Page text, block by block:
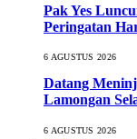
Pak Yes
Peringatan
6 AGUSTUS 2026
Datang
Lamongan
6 AGUSTUS 2026